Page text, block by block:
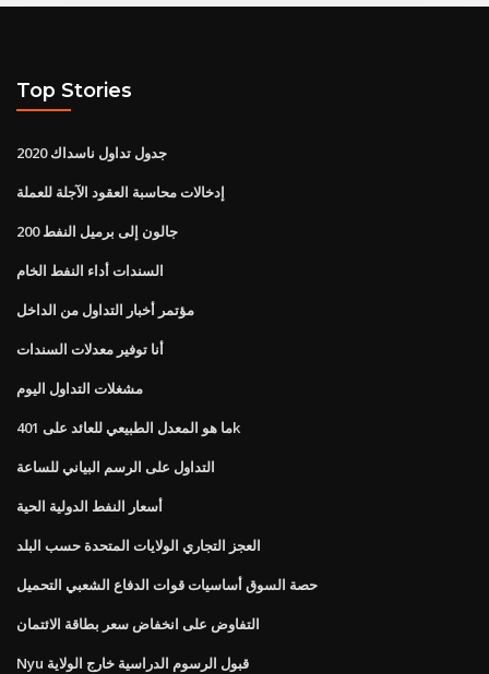
Top Stories
جدول تداول ناسداك 2020
إدخالات محاسبة العقود الآجلة للعملة
200 جالون إلى برميل النفط
السندات أداء النفط الخام
مؤتمر أخبار التداول من الداخل
أنا توفير معدلات السندات
مشغلات التداول اليوم
ما هو المعدل الطبيعي للعائد على 401k
التداول على الرسم البياني للساعة
أسعار النفط الدولية الحية
العجز التجاري الولايات المتحدة حسب البلد
حصة السوق أساسيات قوات الدفاع الشعبي التحميل
التفاوض على انخفاض سعر بطاقة الائتمان
Nyu قبول الرسوم الدراسية خارج الولاية